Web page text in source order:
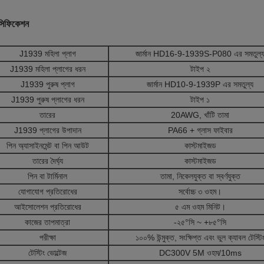
J1939 মহিলা প্লাগ
জার্মান HD16-9-1939S-P080 এর সমতুল্য
J1939 মহিলা প্লাগের ধরন
টাইপ ২
J1939 পুরুষ প্লাগ
জার্মান HD10-9-1939P এর সমতুল্য
J1939 পুরুষ প্লাগের ধরন
টাইপ ১
তারের
20AWG, খাঁটি তামা
J1939 প্লাগের উপাদান
PA66 + গ্লাস ফাইবার
পিন অ্যাসাইনমেন্ট বা পিন আউট
কাস্টমাইজড
তারের দৈর্ঘ্য
কাস্টমাইজড
পিন বা টার্মিনাল
তামা, নিকেলযুক্ত বা স্বর্ণযুক্ত
যোগাযোগ প্রতিরোধের
সর্বোচ্চ ৩ ওহম।
আইসোলেশন প্রতিরোধের
৫ এম ওহম মিনিট।
কাজের তাপমাত্রা
-২৫°সি ~ +৮৫°সি
পরীক্ষা
১০০% উন্মুক্ত, সংক্ষিপ্ত এবং ভুল ক্যাবল টেস্টিং
টেস্টিং ভোল্টেজ
DC300V 5M ওহম/10ms